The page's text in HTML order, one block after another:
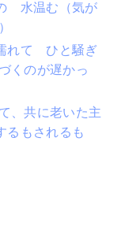
水温む（気が
）
れて ひと騒ぎ
くのが遅かっ
、共に老いた主
るもされるも